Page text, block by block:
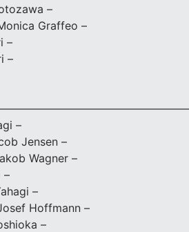
–
Graffeo –
–
–
–
Jensen –
Wagner –
–
–
Hoffmann –
–